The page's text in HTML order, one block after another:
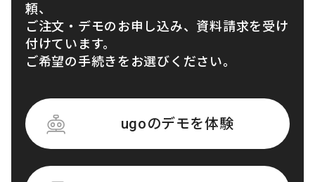
頼、
ご注文・デモのお申し込み、資料請求を受け
付けています。
ご希望の手続きをお選びください。
ugoのデモを体験